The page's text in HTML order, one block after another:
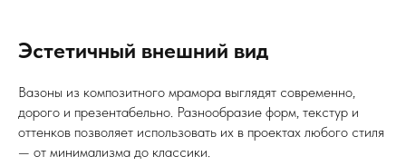
Эстетичный внешний вид
Вазоны из композитного мрамора выглядят современно,
дорого и презентабельно. Разнообразие форм, текстур и
оттенков позволяет использовать их в проектах любого стиля
— от минимализма до классики.